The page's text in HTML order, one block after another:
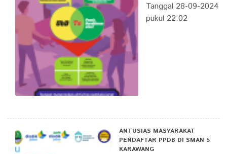
Tanggal 28-09-2024
pukul 22:02
ANTUSIAS MASYARAKAT
PENDAFTAR PPDB DI SMAN 5
KARAWANG